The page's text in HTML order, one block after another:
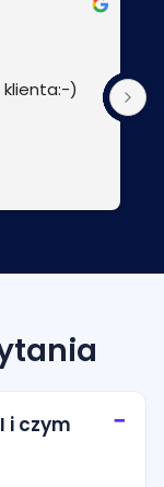
klienta:-)
i czym